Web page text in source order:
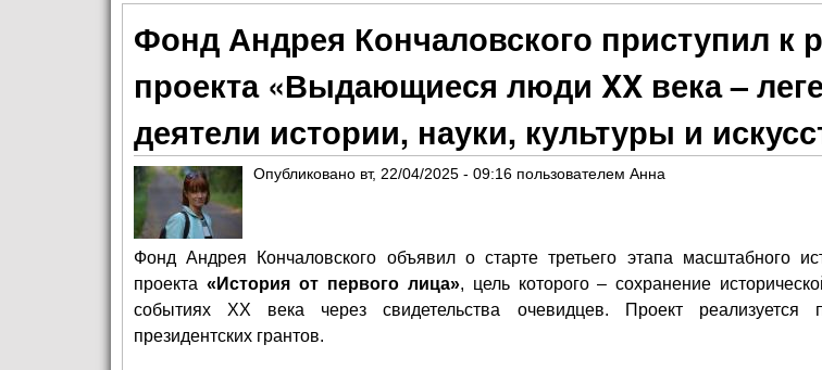
Фонд Андрея Кончаловского приступил к
проекта «Выдающиеся люди XX века –
деятели истории, науки, культуры и
Опубликовано вт, 22/04/2025 - 09:16 пользователем Анна
Фонд Андрея Кончаловского объявил о старте третьего этапа масштабного
проекта «История от первого лица», цель которого – сохранение
событиях XX века через свидетельства очевидцев. Проект
президентских грантов.